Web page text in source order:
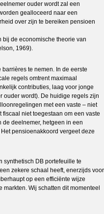
ouder wordt zal een
gealloceerd naar een
over zijn te bereiken pensioen
bij de economische theorie van
1969).
te nemen. In de eerste
regels omtrent maximaal
contributies, laag voor jonge
ouder wordt). De huidige regels zijn
met een vaste – niet
niet toegestaan om een vaste
deelnemer, hetgeen in een
pensioenakkoord vergeet deze
synthetisch DB portefeuille te
zekere schaal heeft, enerzijds voor
op een efficiënte wijze
Wij schatten dit momenteel